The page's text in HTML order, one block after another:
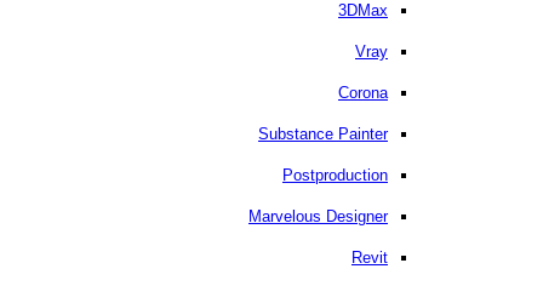
3DMax
Vray
Corona
Substance Painter
Postproduction
Marvelous Designer
Revit